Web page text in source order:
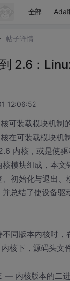
全部 Ada
帖子详情
到 2.6：
12:06:52
可装载模块机制
在可装载模块机
内核，或是使
模块组成，本
初始化与退出
总结了使设备驱
同版本内核时
核下，源码头文
― 内核版本的二